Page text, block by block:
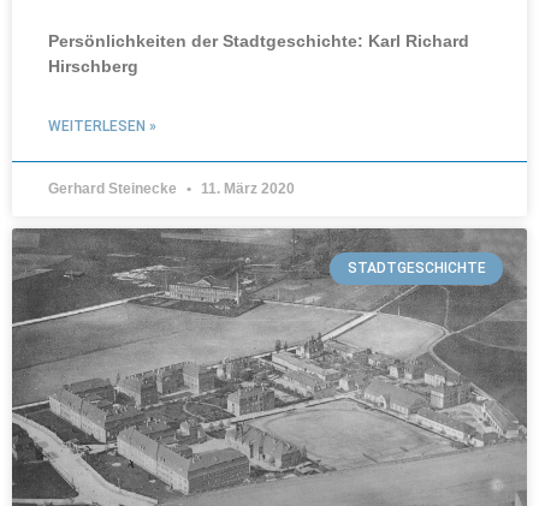
Persönlichkeiten der Stadtgeschichte: Karl Richard
Hirschberg
WEITERLESEN »
Gerhard Steinecke 11. März 2020
STADTGESCHICHTE